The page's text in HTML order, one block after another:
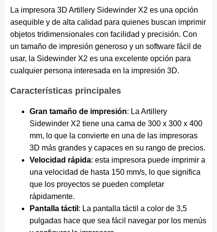
La impresora 3D Artillery Sidewinder X2 es una opción
asequible y de alta calidad para quienes buscan imprimir
objetos tridimensionales con facilidad y precisión. Con
un tamaño de impresión generoso y un software fácil de
usar, la Sidewinder X2 es una excelente opción para
cualquier persona interesada en la impresión 3D.
Características principales
Gran tamaño de impresión: La Artillery
Sidewinder X2 tiene una cama de 300 x 300 x 400
mm, lo que la convierte en una de las impresoras
3D más grandes y capaces en su rango de precios.
Velocidad rápida: esta impresora puede imprimir a
una velocidad de hasta 150 mm/s, lo que significa
que los proyectos se pueden completar
rápidamente.
Pantalla táctil : La pantalla táctil a color de 3,5
pulgadas hace que sea fácil navegar por los menús